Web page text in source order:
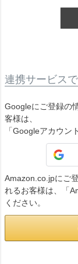
連携サービス
Googleにご登録の
客様は、
「Googleアカウン
Amazon.co.jpにご
れるお客様は、「
ください。